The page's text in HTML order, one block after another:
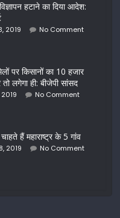
हटाने का दिया आदेश:
2019 No Comment
पर किसानों का 10 हजार
लगेगा ही: बीजेपी सांसद
No Comment
हैं महाराष्ट्र के 5 गांव
2019 No Comment